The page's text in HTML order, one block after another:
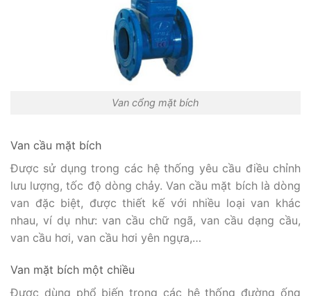
Van cổng mặt bích
Van cầu mặt bích
Được sử dụng trong các hệ thống yêu cầu điều chỉnh
lưu lượng, tốc độ dòng chảy. Van cầu mặt bích là dòng
van đặc biệt, được thiết kế với nhiều loại van khác
nhau, ví dụ như: van cầu chữ ngã, van cầu dạng cầu,
van cầu hơi, van cầu hơi yên ngựa,…
Van mặt bích một chiều
Được dùng phổ biến trong các hệ thống đường ống